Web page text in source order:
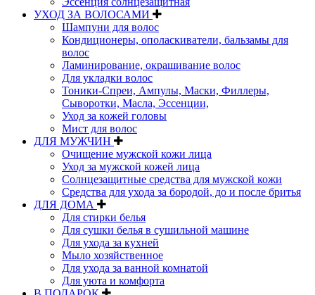
УХОД ЗА ВОЛОСАМИ
Шампуни для волос
Кондиционеры, ополаскиватели, бальзамы для
волос
Ламинирование, окрашивание волос
Для укладки волос
Тоники-Спреи, Ампулы, Маски, Филлеры,
Сыворотки, Масла, Эссенции,
Уход за кожей головы
Мист для волос
ДЛЯ МУЖЧИН
Очищение мужской кожи лица
Уход за мужской кожей лица
Солнцезащитные средства для мужской кожи
Средства для ухода за бородой, до и после бритья
ДЛЯ ДОМА
Для стирки белья
Для сушки белья в сушильной машине
Для ухода за кухней
Мыло хозяйственное
Для ухода за ванной комнатой
Для уюта и комфорта